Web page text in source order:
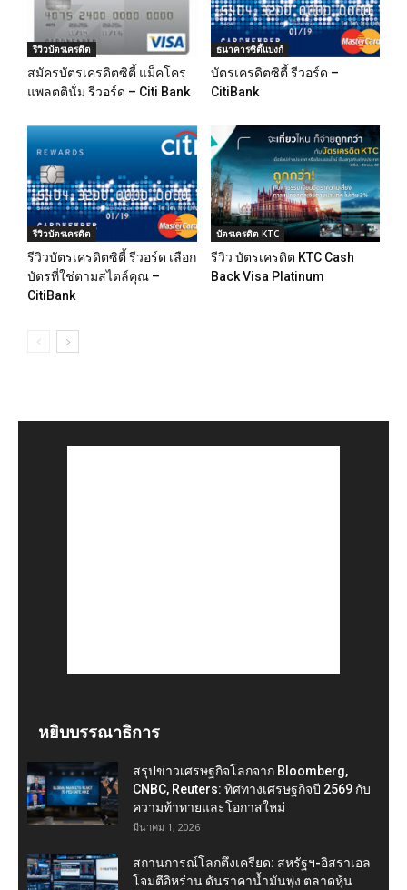
รีวิวบัตรเครดิต
สมัครบัตรเครดิตซิตี้ แม็คโคร
แพลตตินั่ม รีวอร์ด – Citi Bank
ธนาคารซิตี้แบงก์
บัตรเครดิตซิตี้ รีวอร์ด –
CitiBank
รีวิวบัตรเครดิต
รีวิวบัตรเครดิตซิตี้ รีวอร์ด เลือก
บัตรที่ใช่ตามสไตล์คุณ –
CitiBank
บัตรเครดิต KTC
รีวิว บัตรเครดิต KTC Cash
Back Visa Platinum
หยิบบรรณาธิการ
สรุปข่าวเศรษฐกิจโลกจาก Bloomberg,
CNBC, Reuters: ทิศทางเศรษฐกิจปี 2569 กับ
ความท้าทายและโอกาสใหม่
มีนาคม 1, 2026
สถานการณ์โลกตึงเครียด: สหรัฐฯ-อิสราเอล
โจมตีอิหร่าน ดันราคาน้ำมันพุ่ง ตลาดหุ้น